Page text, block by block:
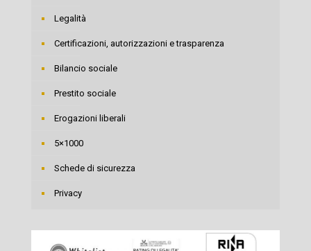
Legalità
Certificazioni, autorizzazioni e trasparenza
Bilancio sociale
Prestito sociale
Erogazioni liberali
5×1000
Schede di sicurezza
Privacy